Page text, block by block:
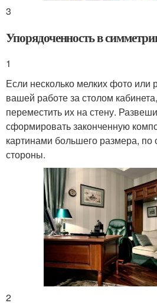
3
Упорядоченность в
1
Если несколько мелких фото
вашей работе за столом
переместить их на стену.
сформировать законченную
картинами большего размера, по
стороны.
2